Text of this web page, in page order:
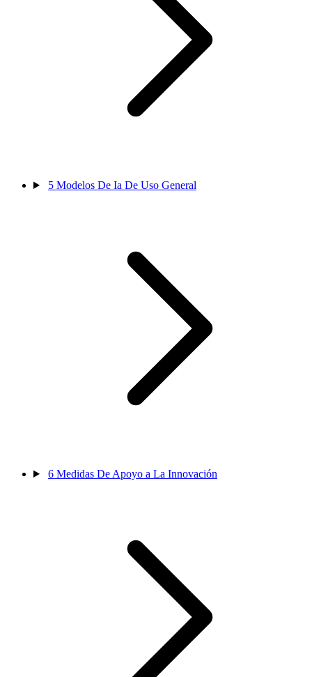
5 Modelos De Ia De Uso General
6 Medidas De Apoyo a La Innovación